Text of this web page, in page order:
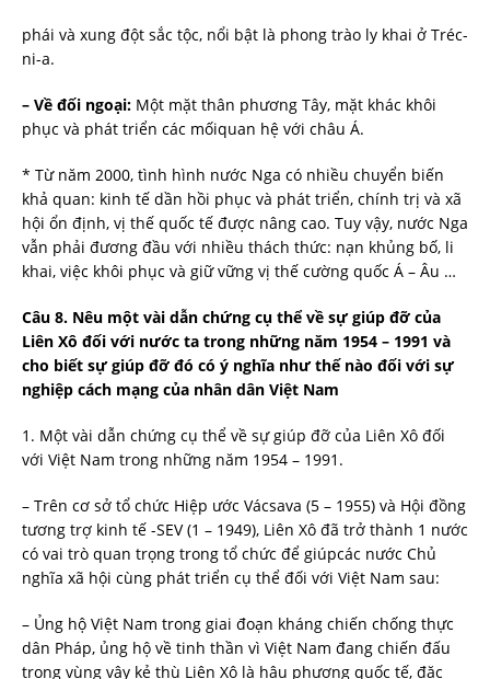
phái và xung đột sắc tộc, nổi bật là phong trào ly khai ở Tréc-
ni-a.
– Về đối ngoại: Một mặt thân phương Tây, mặt khác khôi
phục và phát triển các mốiquan hệ với châu Á.
* Từ năm 2000, tình hình nước Nga có nhiều chuyển biến
khả quan: kinh tế dần hồi phục và phát triển, chính trị và xã
hội ổn định, vị thế quốc tế được nâng cao. Tuy vậy, nước Nga
vẫn phải đương đầu với nhiều thách thức: nạn khủng bố, li
khai, việc khôi phục và giữ vững vị thế cường quốc Á – Âu …
Câu 8. Nêu một vài dẫn chứng cụ thể về sự giúp đỡ của
Liên Xô đối với nước ta trong những năm 1954 – 1991 và
cho biết sự giúp đỡ đó có ý nghĩa như thế nào đối với sự
nghiệp cách mạng của nhân dân Việt Nam
1. Một vài dẫn chứng cụ thể về sự giúp đỡ của Liên Xô đối
với Việt Nam trong những năm 1954 – 1991.
– Trên cơ sở tổ chức Hiệp ước Vácsava (5 – 1955) và Hội đồng
tương trợ kinh tế -SEV (1 – 1949), Liên Xô đã trở thành 1 nước
có vai trò quan trọng trong tổ chức để giúpcác nước Chủ
nghĩa xã hội cùng phát triển cụ thể đối với Việt Nam sau:
– Ủng hộ Việt Nam trong giai đoạn kháng chiến chống thực
dân Pháp, ủng hộ về tinh thần vì Việt Nam đang chiến đấu
trong vùng vây kẻ thù Liên Xô là hậu phương quốc tế, đặc